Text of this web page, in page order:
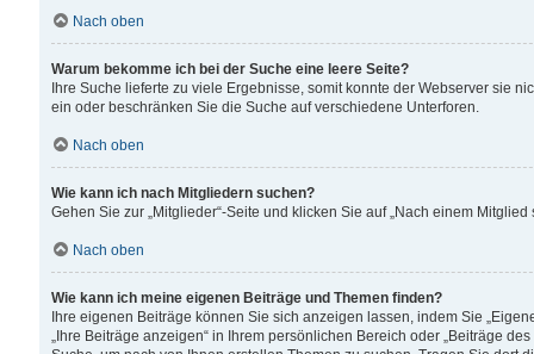
Nach oben
Warum bekomme ich bei der Suche eine leere Seite?
Ihre Suche lieferte zu viele Ergebnisse, somit konnte der Webserver sie
ein oder beschränken Sie die Suche auf verschiedene Unterforen.
Nach oben
Wie kann ich nach Mitgliedern suchen?
Gehen Sie zur „Mitglieder“-Seite und klicken Sie auf „Nach einem Mitglied
Nach oben
Wie kann ich meine eigenen Beiträge und Themen finden?
Ihre eigenen Beiträge können Sie sich anzeigen lassen, indem Sie
„Ihre Beiträge anzeigen“ in Ihrem persönlichen Bereich oder „Beiträge